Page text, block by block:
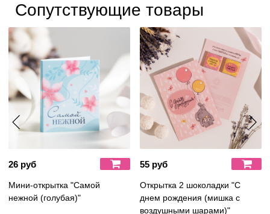
Сопутствующие товары
26 руб
Мини-открытка "Самой
нежной (голубая)"
55 руб
Открытка 2 шоколадки "С
днем рождения (мишка с
воздушными шарами)"